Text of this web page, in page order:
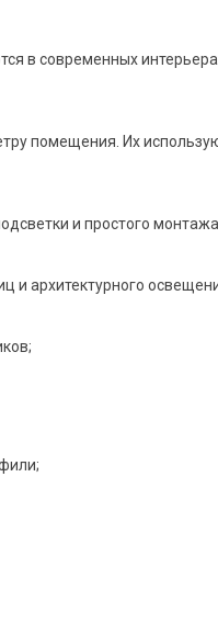
в современных
помещения. Их
и простого монтажа.
и архитектурного